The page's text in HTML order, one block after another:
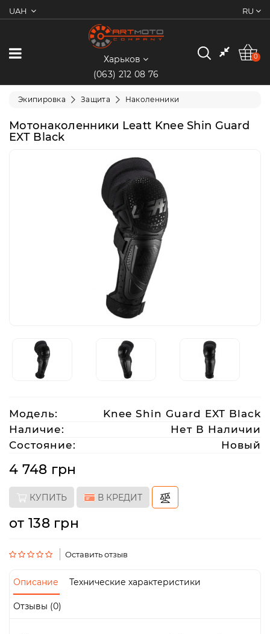
UAH RU
0
Категории
Мотоциклы
Электротранспорт
Харьков
(063)
212
08
artmoto.info@gmail.com
Режим
Пт
-
19:00
Сб
Харьков
(063) 212 08 76
0
Экипировка Защита Наколенники
Мотонаколенники Leatt Knee Shin Guard
EXT Black
Модель:
Knee Shin Guard EXT Black
Наличие:
Нет В Наличии
Состояние:
Новый
4 748 грн
КУПИТЬ В КРЕДИТ
от 138 грн
Оставить отзыв
Описание Технические характеристики
Отзывы (0)